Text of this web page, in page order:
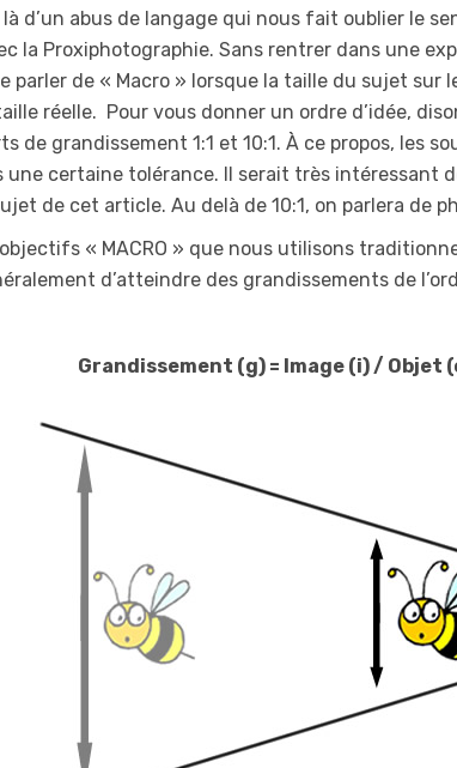
là d’un abus de langage qui nous fait oublier le
la Proxiphotographie. Sans rentrer dans une
parler de « Macro » lorsque la taille du sujet
réelle. Pour vous donner un ordre d’idée,
de grandissement 1:1 et 10:1. À ce propos, les
une certaine tolérance. Il serait très intéressant
de cet article. Au delà de 10:1, on parlera de
« MACRO » que nous utilisons
d’atteindre des grandissements de
Grandissement (g) = Image (i) / Objet